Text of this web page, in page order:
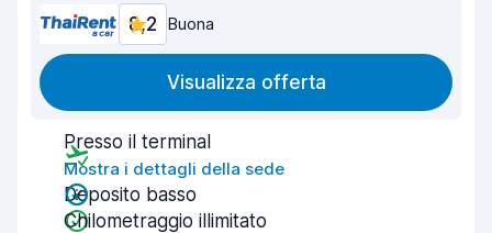
8,2 Buona
Visualizza offerta
Presso il terminal
Mostra i dettagli della sede
Deposito basso
Chilometraggio illimitato